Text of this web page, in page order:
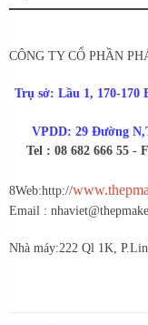
CÔNG TY CỔ PHẦN
Trụ sở: Lầu 1, 170-170
VPDD: 29 Đường
Tel : 08 682 666 55 -
8Web:http://
Email :
Nhà máy:222 Ql 1K,